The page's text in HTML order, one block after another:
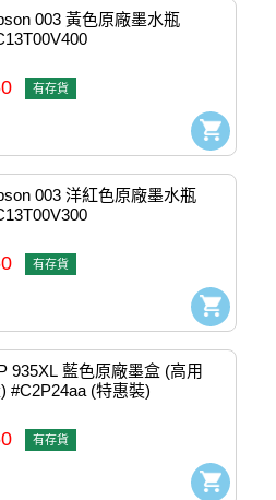
003 黃色原廠墨水瓶
有存貨
003 洋紅色原廠墨水瓶
有存貨
935XL 藍色原廠墨盒 (高用
#C2P24aa (特惠裝)
有存貨